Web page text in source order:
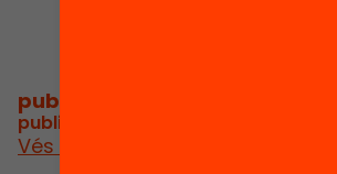
publicacions i vídeos
publicacions i vídeos relacionats
Vés a publicacions i vídeos